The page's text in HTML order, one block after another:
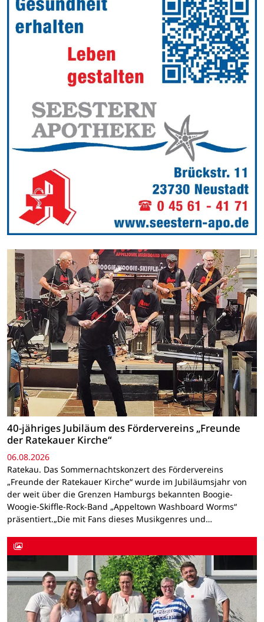
40-jähriges Jubiläum des Fördervereins „Freunde
der Ratekauer Kirche“
06.08.2026
Ratekau. Das Sommernachtskonzert des Fördervereins
„Freunde der Ratekauer Kirche“ wurde im Jubiläumsjahr von
der weit über die Grenzen Hamburgs bekannten Boogie-
Woogie-Skiffle-Rock-Band „Appeltown Washboard Worms“
präsentiert.„Die mit Fans dieses Musikgenres und…